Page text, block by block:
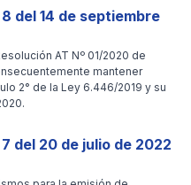
del 14 de septiembre
AT Nº 01/2020 de
mantener
2° de la Ley 6.446/2019 y su
del 20 de julio de 2022